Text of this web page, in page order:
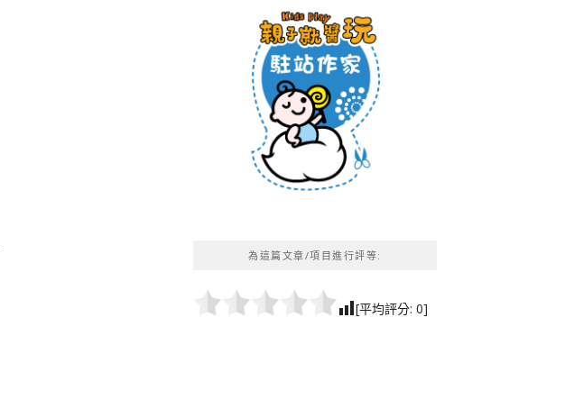
為這篇文章/項目進行評等:
[平均評分: 0]